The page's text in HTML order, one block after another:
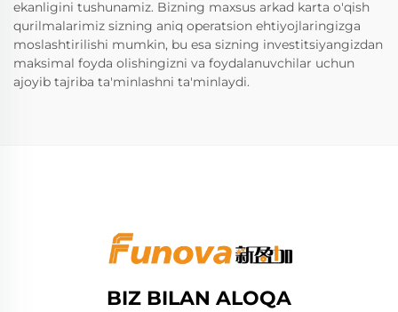
ekanligini tushunamiz. Bizning maxsus arkad karta o'qish
qurilmalarimiz sizning aniq operatsion ehtiyojlaringizga
moslashtirilishi mumkin, bu esa sizning investitsiyangizdan
maksimal foyda olishingizni va foydalanuvchilar uchun
ajoyib tajriba ta'minlashni ta'minlaydi.
BIZ BILAN ALOQA